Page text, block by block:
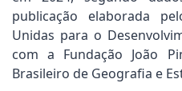
publicação elaborada
Unidas para o
com a Fundação João
Brasileiro de Geografia e